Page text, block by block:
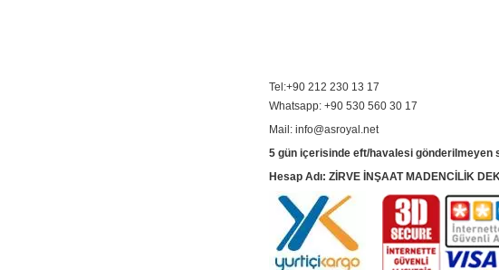
Tel:+90 212 230 13 17
Whatsapp: +90 530 560 30 17
Mail: info@asroyal.net
5 gün içerisinde eft/havalesi gönderilmeyen
Hesap Adı: ZİRVE İNŞAAT MADENCİLİK